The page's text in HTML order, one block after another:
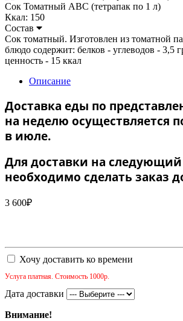
Сок Томатный ABC (тетрапак по 1 л)
Ккал: 150
Состав
Сок томатный. Изготовлен из томатной
блюдо содержит: белков - углеводов - 3,5
ценность - 15 ккал
Описание
Доставка еды по
на неделю осуществляется
в июле.
Для доставки на
необходимо сделать заказ
3 600₽
Хочу доставить ко времени
Услуга платная. Стоимость 1000р.
Дата доставки
Внимание!